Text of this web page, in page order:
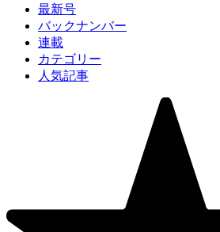
最新号
バックナンバー
連載
カテゴリー
人気記事